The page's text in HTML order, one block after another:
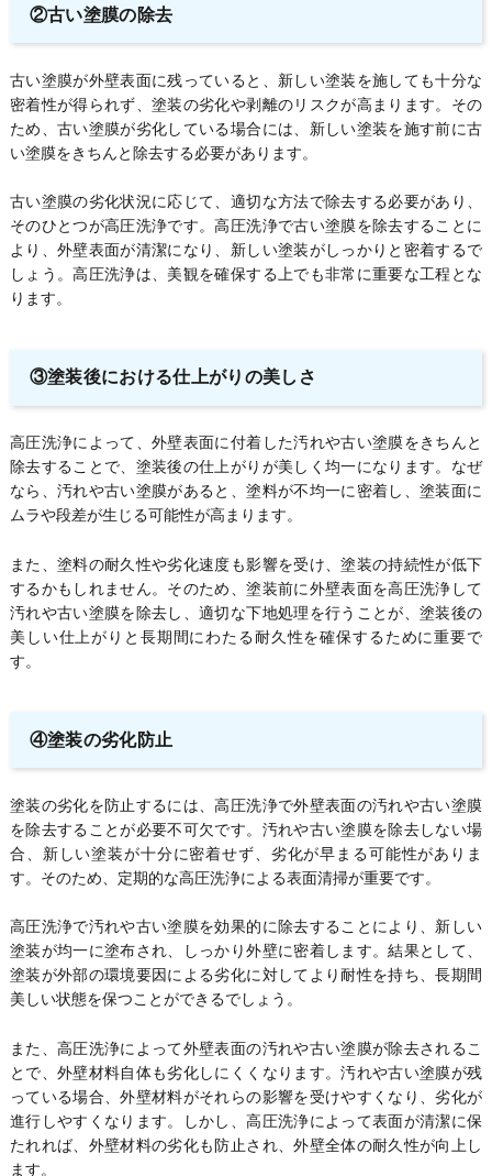
②古い塗膜の除去
古い塗膜が外壁表面に残っていると、新しい塗装を施しても十分な
密着性が得られず、塗装の劣化や剥離のリスクが高まります。その
ため、古い塗膜が劣化している場合には、新しい塗装を施す前に古
い塗膜をきちんと除去する必要があります。
古い塗膜の劣化状況に応じて、適切な方法で除去する必要があり、
そのひとつが高圧洗浄です。高圧洗浄で古い塗膜を除去することに
より、外壁表面が清潔になり、新しい塗装がしっかりと密着するで
しょう。高圧洗浄は、美観を確保する上でも非常に重要な工程とな
ります。
③塗装後における仕上がりの美しさ
高圧洗浄によって、外壁表面に付着した汚れや古い塗膜をきちんと
除去することで、塗装後の仕上がりが美しく均一になります。なぜ
なら、汚れや古い塗膜があると、塗料が不均一に密着し、塗装面に
ムラや段差が生じる可能性が高まります。
また、塗料の耐久性や劣化速度も影響を受け、塗装の持続性が低下
するかもしれません。そのため、塗装前に外壁表面を高圧洗浄して
汚れや古い塗膜を除去し、適切な下地処理を行うことが、塗装後の
美しい仕上がりと長期間にわたる耐久性を確保するために重要で
す。
④塗装の劣化防止
塗装の劣化を防止するには、高圧洗浄で外壁表面の汚れや古い塗膜
を除去することが必要不可欠です。汚れや古い塗膜を除去しない場
合、新しい塗装が十分に密着せず、劣化が早まる可能性がありま
す。そのため、定期的な高圧洗浄による表面清掃が重要です。
高圧洗浄で汚れや古い塗膜を効果的に除去することにより、新しい
塗装が均一に塗布され、しっかり外壁に密着します。結果として、
塗装が外部の環境要因による劣化に対してより耐性を持ち、長期間
美しい状態を保つことができるでしょう。
また、高圧洗浄によって外壁表面の汚れや古い塗膜が除去されるこ
とで、外壁材料自体も劣化しにくくなります。汚れや古い塗膜が残
っている場合、外壁材料がそれらの影響を受けやすくなり、劣化が
進行しやすくなります。しかし、高圧洗浄によって表面が清潔に保
たれれば、外壁材料の劣化も防止され、外壁全体の耐久性が向上し
ます。